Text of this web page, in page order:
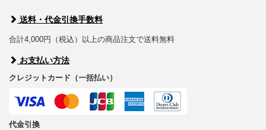
送料・代金引換手数料
合計4,000円（税込）以上の商品注文で送料無料
お支払い方法
クレジットカード（一括払い）
代金引換